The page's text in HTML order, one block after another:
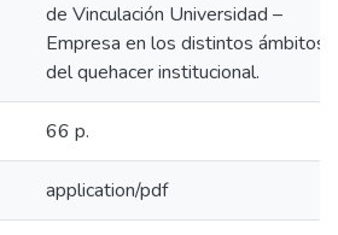
de Vinculación Universidad –
Empresa en los distintos ámbitos
del quehacer institucional.
66 p.
application/pdf